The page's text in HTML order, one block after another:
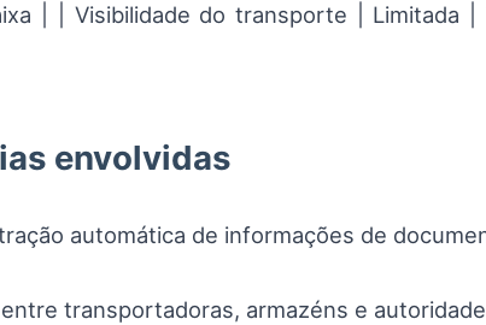
| | Visibilidade do transporte | Limitada |
envolvidas
automática de informações de
transportadoras, armazéns e